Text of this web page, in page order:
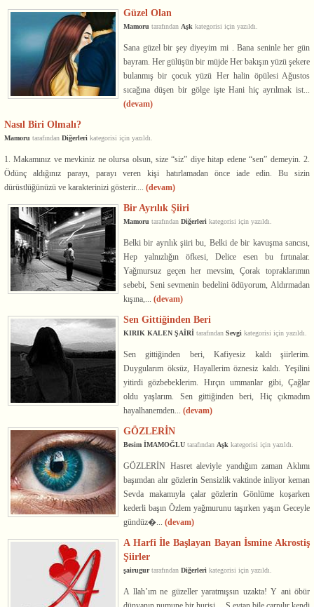
Güzel Olan
Mamoru tarafından Aşk kategorisi için yazıldı.
Sana güzel bir şey diyeyim mi . Bana seninle her gün
bayram. Her gülüşün bir müjde Her bakışın yüzü şekere
bulanmış bir çocuk yüzü Her halin öpülesi Ağustos
sıcağına düşen bir gölge işte Hani hiç ayrılmak ist...
(devam)
Nasıl Biri Olmalı?
Mamoru tarafından Diğerleri kategorisi için yazıldı.
1. Makamınız ve mevkiniz ne olursa olsun, size “siz” diye hitap edene “sen” demeyin. 2.
Ödünç aldığınız parayı, parayı veren kişi hatırlamadan önce iade edin. Bu sizin
dürüstlüğünüzü ve karakterinizi gösterir.... (devam)
Bir Ayrılık Şiiri
Mamoru tarafından Diğerleri kategorisi için yazıldı.
Belki bir ayrılık şiiri bu, Belki de bir kavuşma sancısı,
Hep yalnızlığın öfkesi, Delice esen bu fırtınalar.
Yağmursuz geçen her mevsim, Çorak topraklarımın
sebebi, Seni sevmenin bedelini ödüyorum, Aldırmadan
kışına,... (devam)
Sen Gittiğinden Beri
KIRIK KALEN ŞAİRİ tarafından Sevgi kategorisi için yazıldı.
Sen gittiğinden beri, Kafiyesiz kaldı şiirlerim.
Duygularım öksüz, Hayallerim öznesiz kaldı. Yeşilini
yitirdi gözbebeklerim. Hırçın ummanlar gibi, Çağlar
oldu yaşlarım. Sen gittiğinden beri, Hiç çıkmadım
hayalhanemden... (devam)
GÖZLERİN
Besim İMAMOĞLU tarafından Aşk kategorisi için yazıldı.
GÖZLERİN Hasret aleviyle yandığım zaman Aklımı
başımdan alır gözlerin Sensizlik vaktinde inliyor keman
Sevda makamıyla çalar gözlerin Gönlüme koşarken
kederli başın Özlem yağmurunu taşırken yaşın Geceyle
gündüz�... (devam)
A Harfi İle Başlayan Bayan İsmine Akrostiş
Şiirler
şairugurtarafından Diğerleri kategorisi için yazıldı.
A llah’ım ne güzeller yaratmışsın uzakta! Y ani öbür